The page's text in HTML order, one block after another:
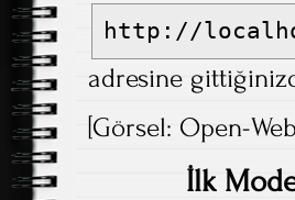
http://
adresine
[Görsel: Open-
İlk